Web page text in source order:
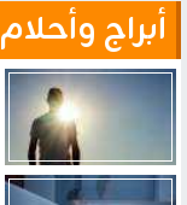
أبراج وأحلام